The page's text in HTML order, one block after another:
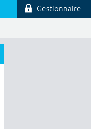
Gestionnaire